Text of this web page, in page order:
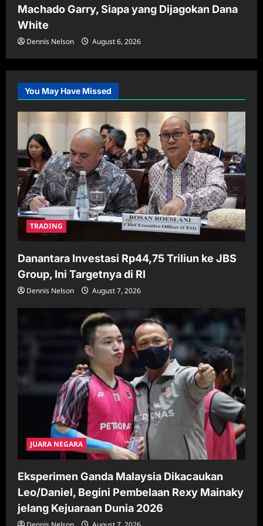
Machado Garry, Siapa yang Dijagokan Dana
White
Dennis Nelson August 6, 2026
You May Have Missed
TRADING
Danantara Investasi Rp44,75 Triliun ke JBS
Group, Ini Targetnya di RI
Dennis Nelson August 7, 2026
JUARA NEGARA
Eksperimen Ganda Malaysia Dikacaukan
Leo/Daniel, Begini Pembelaan Rexy Mainaky
jelang Kejuaraan Dunia 2026